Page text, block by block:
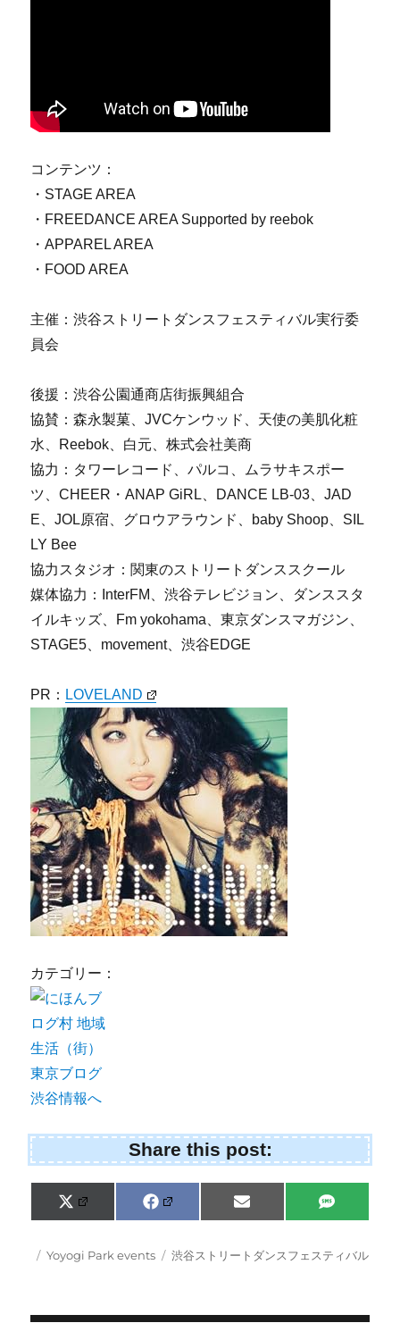
コンテンツ：
・STAGE AREA
・FREEDANCE AREA Supported by reebok
・APPAREL AREA
・FOOD AREA
主催：渋谷ストリートダンスフェスティバル実行委
員会
後援：渋谷公園通商店街振興組合
協賛：森永製菓、JVCケンウッド、天使の美肌化粧
水、Reebok、白元、株式会社美商
協力：タワーレコード、パルコ、ムラサキスポー
ツ、CHEER・ANAP GiRL、DANCE LB-03、JAD
E、JOL原宿、グロウアラウンド、baby Shoop、SIL
LY Bee
協力スタジオ：関東のストリートダンススクール
媒体協力：InterFM、渋谷テレビジョン、ダンススタ
イルキッズ、Fm yokohama、東京ダンスマガジン、
STAGE5、movement、渋谷EDGE
PR： LOVELAND
カテゴリー：
Share this post:
Share
on
X
(
w
i
Share
on
F
a
e
b
Share
on
E
m
Share
on
S
M
Posted
Categories
Yoyogi Park events Tags
渋谷ストリートダンスフェスティバル